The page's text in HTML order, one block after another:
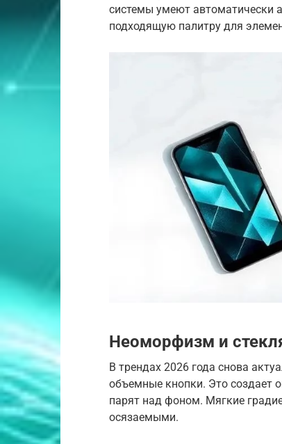
системы умеют автоматически
подходящую палитру для
Неоморфизм и
В трендах 2026 года снова
объемные кнопки. Это создает
парят над фоном. Мягкие
осязаемыми.